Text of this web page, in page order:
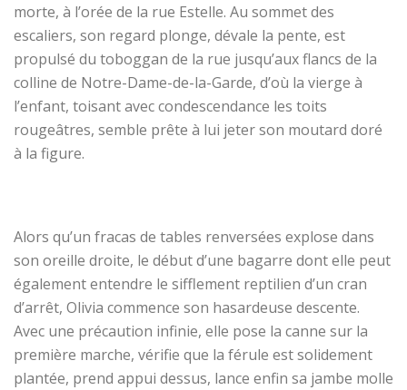
morte, à l’orée de la rue Estelle. Au sommet des
escaliers, son regard plonge, dévale la pente, est
propulsé du toboggan de la rue jusqu’aux flancs de la
colline de Notre-Dame-de-la-Garde, d’où la vierge à
l’enfant, toisant avec condescendance les toits
rougeâtres, semble prête à lui jeter son moutard doré
à la figure.
Alors qu’un fracas de tables renversées explose dans
son oreille droite, le début d’une bagarre dont elle peut
également entendre le sifflement reptilien d’un cran
d’arrêt, Olivia commence son hasardeuse descente.
Avec une précaution infinie, elle pose la canne sur la
première marche, vérifie que la férule est solidement
plantée, prend appui dessus, lance enfin sa jambe molle